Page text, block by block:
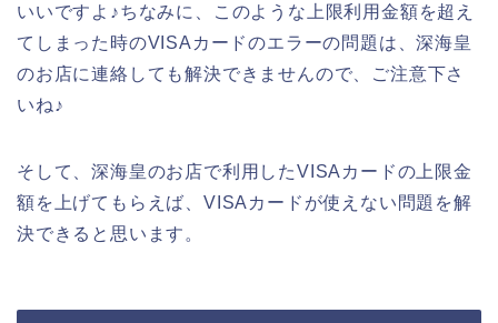
いいですよ♪ちなみに、このような上限利用金額を超え
てしまった時のVISAカードのエラーの問題は、深海皇
のお店に連絡しても解決できませんので、ご注意下さ
いね♪
そして、深海皇のお店で利用したVISAカードの上限金
額を上げてもらえば、VISAカードが使えない問題を解
決できると思います。